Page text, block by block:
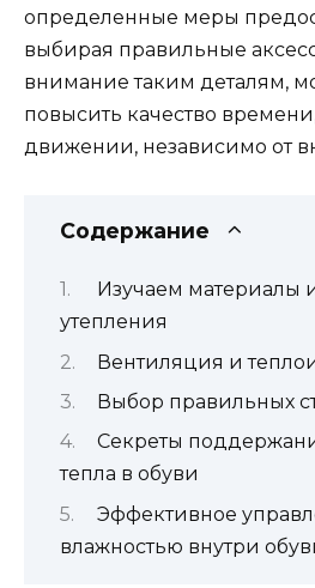
определенные меры
выбирая правильные
внимание таким деталям,
повысить качество
движении, независимо от
Содержание
Изучаем материалы
утепления
Вентиляция и
Выбор правильных
Секреты
тепла в обуви
Эффективное
влажностью внутри